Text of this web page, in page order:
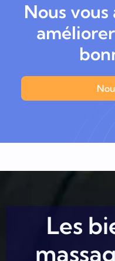
Nous vous
Les